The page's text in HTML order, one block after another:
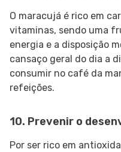
O maracujá é rico em
vitaminas, sendo uma
energia e a disposição
cansaço geral do dia a
consumir no café da
refeições.
10. Prevenir o
Por ser rico em